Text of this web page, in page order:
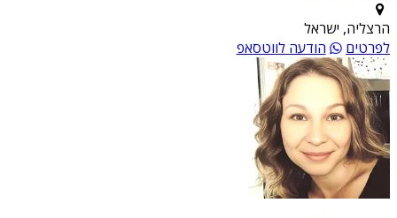
הרצליה, ישראל
לפרטים
הודעה לווטסאפ